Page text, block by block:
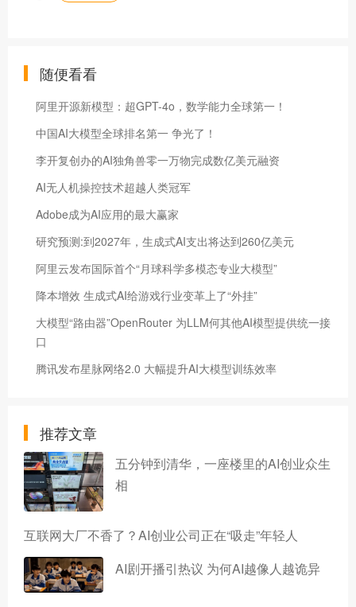
随便看看
阿里开源新模型：超GPT-4o，数学能力全球第一！
中国AI大模型全球排名第一 争光了！
李开复创办的AI独角兽零一万物完成数亿美元融资
AI无人机操控技术超越人类冠军
Adobe成为AI应用的最大赢家
研究预测:到2027年，生成式AI支出将达到260亿美元
阿里云发布国际首个“月球科学多模态专业大模型”
降本增效 生成式AI给游戏行业变革上了“外挂”
大模型“路由器”OpenRouter 为LLM何其他AI模型提供统一接
口
腾讯发布星脉网络2.0 大幅提升AI大模型训练效率
推荐文章
五分钟到清华，一座楼里的AI创业众生
相
互联网大厂不香了？AI创业公司正在“吸走”年轻人
AI剧开播引热议 为何AI越像人越诡异